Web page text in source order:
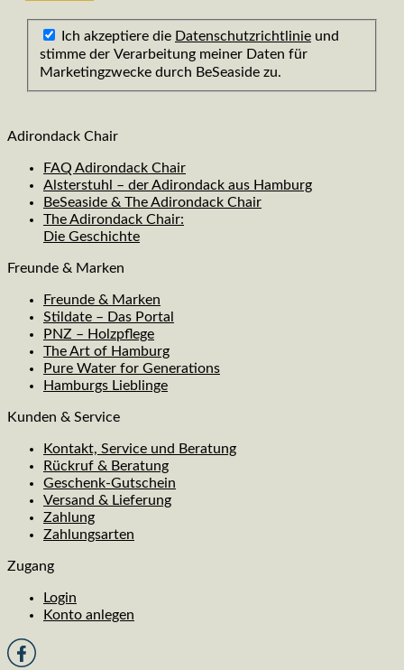
Ich akzeptiere die Datenschutzrichtlinie und
stimme der Verarbeitung meiner Daten für
Marketingzwecke durch BeSeaside zu.
Adirondack Chair
FAQ Adirondack Chair
Alsterstuhl – der Adirondack aus Hamburg
BeSeaside & The Adirondack Chair
The Adirondack Chair:
Die Geschichte
Freunde & Marken
Freunde & Marken
Stildate – Das Portal
PNZ – Holzpflege
The Art of Hamburg
Pure Water for Generations
Hamburgs Lieblinge
Kunden & Service
Kontakt, Service und Beratung
Rückruf & Beratung
Geschenk-Gutschein
Versand & Lieferung
Zahlung
Zahlungsarten
Zugang
Login
Konto anlegen